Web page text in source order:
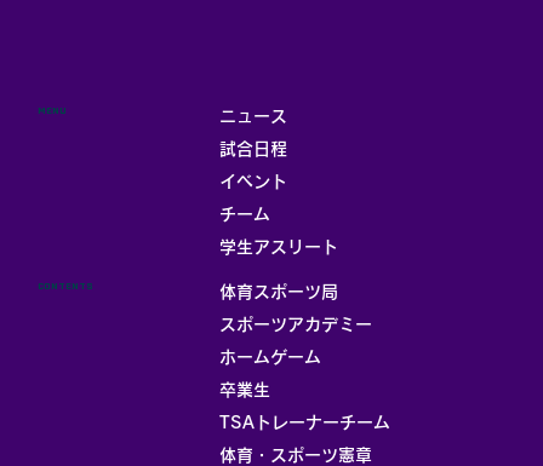
ニュース
試合日程
イベント
チーム
学生アスリート
MENU
体育スポーツ局
スポーツアカデミー
ホームゲーム
卒業生
TSAトレーナーチーム
体育・スポーツ憲章
CONTENTS